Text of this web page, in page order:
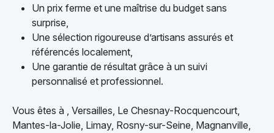
Un prix ferme et une maîtrise du budget sans
surprise,
Une sélection rigoureuse d’artisans assurés et
référencés localement,
Une garantie de résultat grâce à un suivi
personnalisé et professionnel.
Vous êtes à , Versailles, Le Chesnay-Rocquencourt,
Mantes-la-Jolie, Limay, Rosny-sur-Seine, Magnanville,